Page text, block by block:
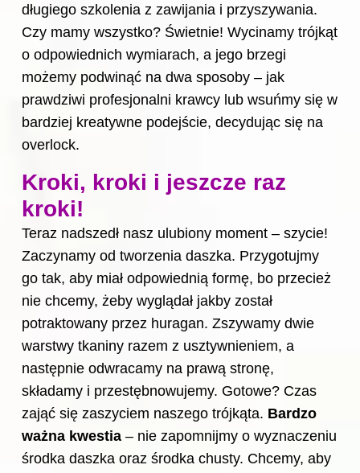
długiego szkolenia z zawijania i przyszywania.
Czy mamy wszystko? Świetnie! Wycinamy trójkąt
o odpowiednich wymiarach, a jego brzegi
możemy podwinąć na dwa sposoby – jak
prawdziwi profesjonalni krawcy lub wsuńmy się w
bardziej kreatywne podejście, decydując się na
overlock.
Kroki, kroki i jeszcze raz
kroki!
Teraz nadszedł nasz ulubiony moment – szycie!
Zaczynamy od tworzenia daszka. Przygotujmy
go tak, aby miał odpowiednią formę, bo przecież
nie chcemy, żeby wyglądał jakby został
potraktowany przez huragan. Zszywamy dwie
warstwy tkaniny razem z usztywnieniem, a
następnie odwracamy na prawą stronę,
składamy i przestębnowujemy. Gotowe? Czas
zająć się zaszyciem naszego trójkąta. Bardzo
ważna kwestia – nie zapomnijmy o wyznaczeniu
środka daszka oraz środka chusty. Chcemy, aby